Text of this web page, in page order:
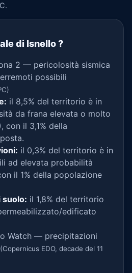
di Isnello?
2 — pericolosità sismica
possibili
il 8,5% del territorio è in
da frana elevata o molto
con il 3,1% della
il 0,3% del territorio è in
ad elevata probabilità
il 1% della popolazione
suolo: il 1,8% del territorio
edificato
Watch — precipitazioni
(Copernicus EDO, decade del 11